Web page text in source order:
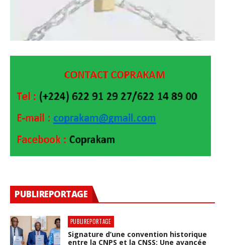
PUBLIREPORTAGE
PUBLIREPORTAGE
Signature d’une convention historique
entre la CNPS et la CNSS: Une avancée